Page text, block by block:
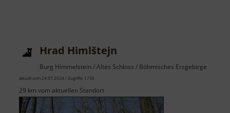
Hrad Himlštejn
Burg Himmelstein / Altes Schloss / Böhmisches Erzgebirge
aktuell vom 24.07.2024 / Zugriffe: 1736
29 km vom aktuellen Standort